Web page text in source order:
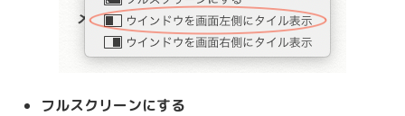
フルスクリーンにする